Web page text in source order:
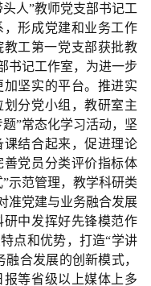
人”教师党支部书记工
形成党建和业务工作
教工第一党支部获批教
书记工作室，为进一步
坚实的平台。推进实
分党小组，教研室主
”常态化学习活动，坚
结合起来，促进理论
党员分类评价指标体
示范管理，教学科研类
准党建与业务融合发展
中发挥好先锋模范作
点和优势，打造“学讲
合发展的创新模式，
等省级以上媒体上多